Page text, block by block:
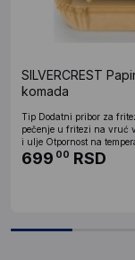
SILVERCREST
komada
Tip Dodatni pribor za
pečenje u fritezi na vruć
i ulje Otpornost na
699 00 RSD